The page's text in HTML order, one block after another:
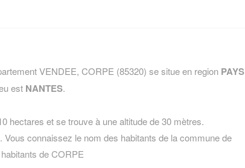
VENDEE, CORPE (85320) se situe en region PAYS
est NANTES.
hectares et se trouve à une altitude de 30 mètres.
Vous connaissez le nom des habitants de la commune de
de CORPE